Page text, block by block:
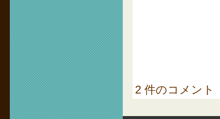
2 件のコメント